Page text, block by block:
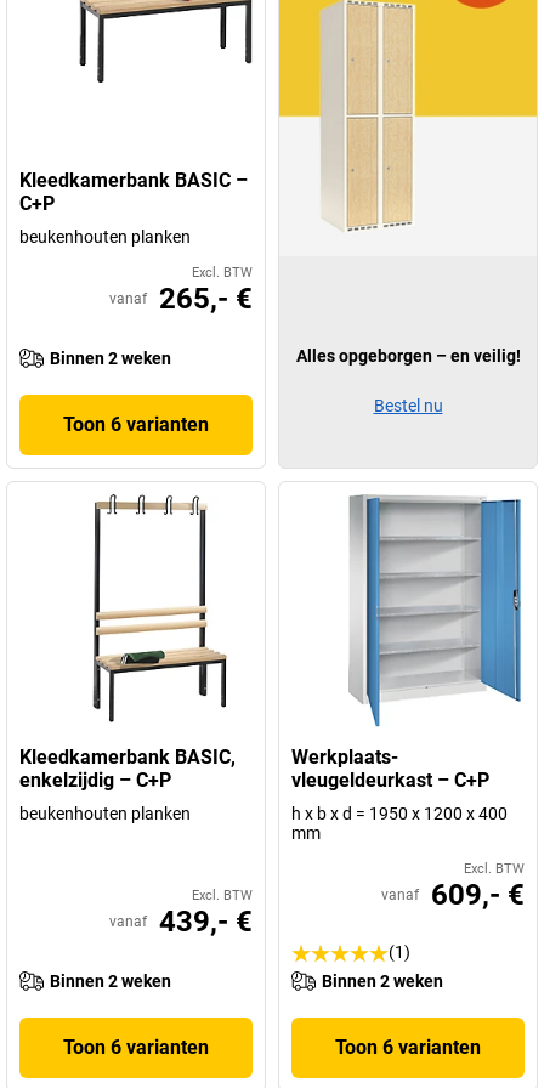
Kleedkamerbank BASIC –
C+P
beukenhouten planken
Excl. BTW
vanaf 265,- €
Binnen 2 weken
Toon 6 varianten
Kleedkamerbank BASIC,
enkelzijdig – C+P
beukenhouten planken
Excl. BTW
vanaf 439,- €
Binnen 2 weken
Toon 6 varianten
Werkplaats-
vleugeldeurkast – C+P
h x b x d = 1950 x 1200 x 400
mm
Excl. BTW
vanaf 609,- €
(1)
Binnen 2 weken
Toon 6 varianten
Alles opgeborgen – en veilig!
Bestel nu